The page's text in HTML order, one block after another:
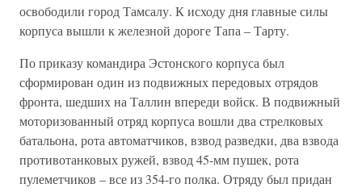
освободили город Тамсалу. К исходу дня главные силы
корпуса вышли к железной дороге Тапа – Тарту.
По приказу командира Эстонского корпуса был
сформирован один из подвижных передовых отрядов
фронта, шедших на Таллин впереди войск. В подвижный
моторизованный отряд корпуса вошли два стрелковых
батальона, рота автоматчиков, взвод разведки, два взвода
противотанковых ружей, взвод 45-мм пушек, рота
пулеметчиков – все из 354-го полка. Отряду был придан